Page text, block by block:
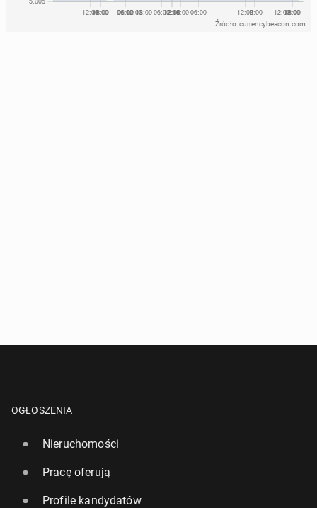
Źródło: currencybeacon.com
OGŁOSZENIA
Nieruchomości
Pracę oferują
Profile kandydatów